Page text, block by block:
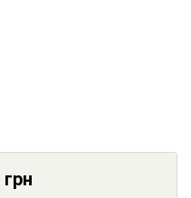
грн